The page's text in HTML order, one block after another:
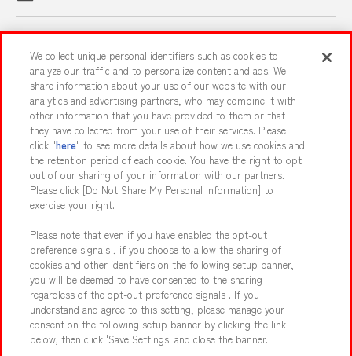
イベント・キャンペーン
関連会社 サステナビリティ サイトポリシー
プライバシーポリシー ウェブアクセシビリティ方針と検証結果
お取引先さまとともに
カスタマーハラスメント対応方針 よくあるご質問・お問い合わせ
©Bandai Namco Amusement Inc.
We collect unique personal identifiers such as cookies to
analyze our traffic and to personalize content and ads. We
share information about your use of our website with our
analytics and advertising partners, who may combine it with
other information that you have provided to them or that
they have collected from your use of their services. Please
click "here" to see more details about how we use cookies and
the retention period of each cookie. You have the right to opt
out of our sharing of your information with our partners.
Please click [Do Not Share My Personal Information] to
exercise your right.
Please note that even if you have enabled the opt-out
preference signals , if you choose to allow the sharing of
cookies and other identifiers on the following setup banner,
you will be deemed to have consented to the sharing
regardless of the opt-out preference signals . If you
understand and agree to this setting, please manage your
consent on the following setup banner by clicking the link
below, then click 'Save Settings' and close the banner.